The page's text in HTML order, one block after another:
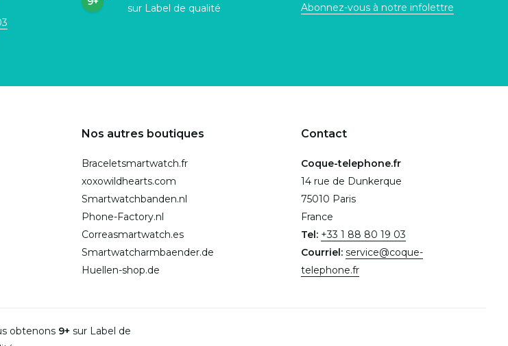
sur Label de qualité
Abonnez-vous à notre infolettre
Nos autres boutiques
Braceletsmartwatch.fr
xoxowildhearts.com
Smartwatchbanden.nl
Phone-Factory.nl
Correasmartwatch.es
Smartwatcharmbaender.de
Huellen-shop.de
Contact
Coque-telephone.fr
14 rue de Dunkerque
75010 Paris
France
Tel: +33 1 88 80 19 03
Courriel: service@coque-
telephone.fr
obtenons 9+sur Label de